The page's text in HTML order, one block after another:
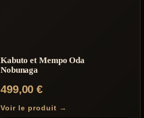
Kabuto et Mempo Oda
Nobunaga
499,00€
Voir le produit →